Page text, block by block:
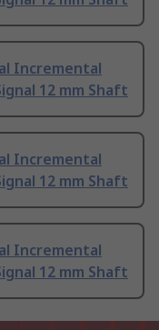
Incremental
12 mm Shaft
Incremental
12 mm Shaft
Incremental
12 mm Shaft